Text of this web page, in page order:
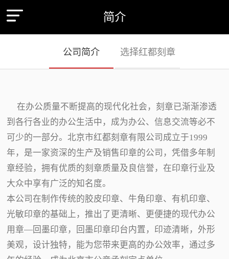
简介
公司简介 选择红都刻章
在办公质量不断提高的现代化社会，刻章已渐渐渗透
到各行各业的办公生活中，成为办公、信息交流等必不
可少的一部分。北京市红都刻章有限公司成立于1999
年，是一家资深的生产及销售印章的公司，凭借多年制
章经验，拥有优质的刻章质量及良信誉，在印章行业及
大众中享有广泛的知名度。
本公司在制作传统的胶皮印章、牛角印章、有机印章、
光敏印章的基础上，推出了更清晰、更便捷的现代办公
用章—回墨印章，回墨印章印台内置，印迹清晰，外形
美观，设计独特，能为您带来更高的办公效率，通过多